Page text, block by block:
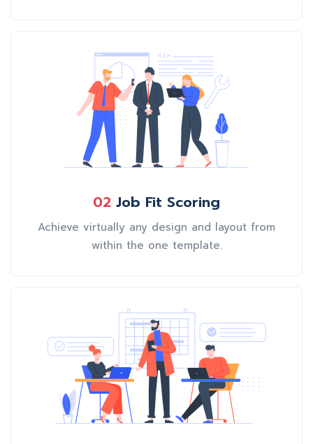
02 Job Fit Scoring
Achieve virtually any design and layout from
within the one template.